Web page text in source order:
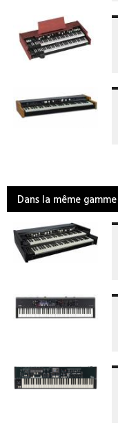
Dans la même gamme